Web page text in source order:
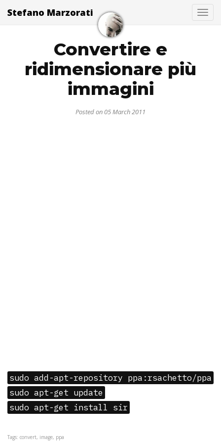
Stefano Marzorati
Convertire e
ridimensionare più
immagini
Posted on 05 March 2011
sudo add-apt-repository ppa:rsachetto/ppa
sudo apt-get update
sudo apt-get install sir
Tags: convert, image, ppa